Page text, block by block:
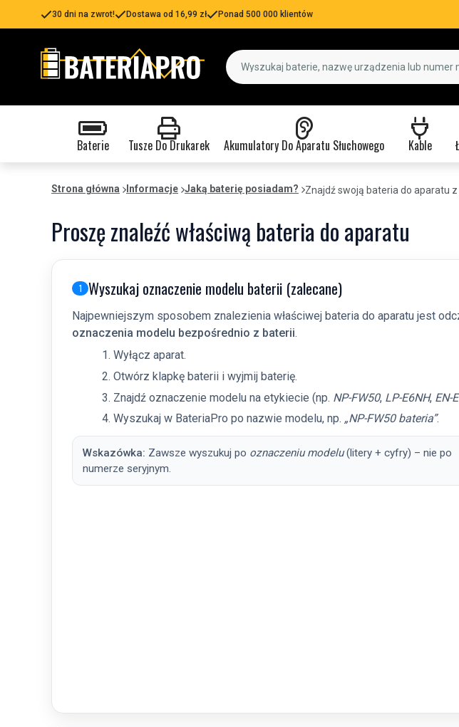
30 dni na zwrot! Dostawa od 16,99 zł Ponad 500 000 klientów
Baterie Tusze Do Drukarek Akumulatory Do Aparatu Słuchowego Kable
Strona główna Informacje Jaką baterię posiadam? Znajdź swoją bateria do aparatu
Proszę znaleźć właściwą bateria do aparatu
1 Wyszukaj oznaczenie modelu baterii (zalecane)
Najpewniejszym sposobem znalezienia właściwej bateria do aparatu jest
oznaczenia modelu bezpośrednio z baterii.
Wyłącz aparat.
Otwórz klapkę baterii i wyjmij baterię.
Znajdź oznaczenie modelu na etykiecie (np. NP-FW50, LP-E6NH, EN-
Wyszukaj w BateriaPro po nazwie modelu, np. „NP-FW50 bateria”.
Wskazówka: Zawsze wyszukuj po oznaczeniu modelu(litery + cyfry) – nie po
numerze seryjnym.